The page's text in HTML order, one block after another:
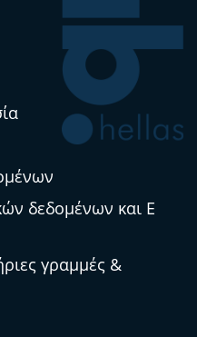
δεδομένων και E
γραμμές &